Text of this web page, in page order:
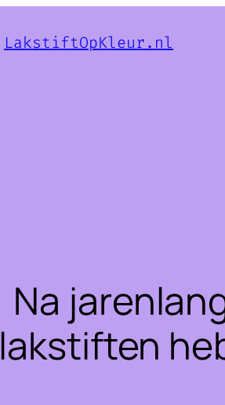
LakstiftOpKleur.nl
Na
lakstiften